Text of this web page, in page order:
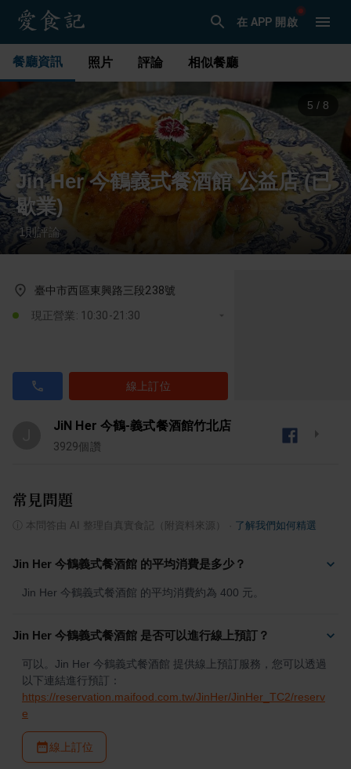
在 APP 開啟
餐廳資訊 照片 評論 相似餐廳
5 / 8
Jin Her 今鶴義式餐酒館 公益店 (已
歇業)
· 1則評論
臺中市西區東興路三段238號
現正營業: 10:30-21:30
線上訂位
JiN Her 今鶴-義式餐酒館竹北店
3929個讚
常見問題
本問答由 AI 整理自真實食記（附資料來源） 了解我們如何精選
Jin Her 今鶴義式餐酒館 的平均消費是多少？
Jin Her 今鶴義式餐酒館 的平均消費約為 400 元。
Jin Her 今鶴義式餐酒館 是否可以進行線上預訂？
可以。Jin Her 今鶴義式餐酒館 提供線上預訂服務，您可以透過
以下連結進行預訂：
https://reservation.maifood.com.tw/JinHer/JinHer_TC2/reserv
e
線上訂位